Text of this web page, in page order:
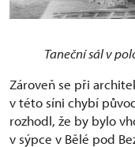
Taneční sál v
Zároveň se při
v této síni chybí
rozhodl, že by bylo
v sýpce v Bělé pod